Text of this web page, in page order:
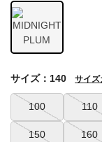
100 110
150 160
サイズ：140 サイズ